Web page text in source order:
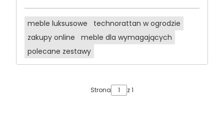
meble luksusowe
technorattan w ogrodzie
zakupy online
meble dla wymagających
polecane zestawy
Strona z 1